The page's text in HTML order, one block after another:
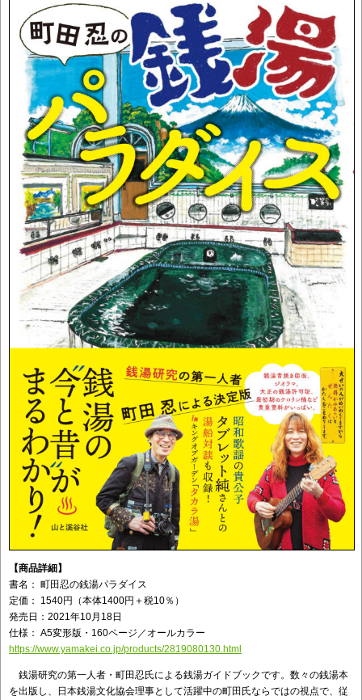
【商品詳細】
書名： 町田忍の銭湯パラダイス
定価： 1540円（本体1400円＋税10％）
発売日：2021年10月18日
仕様： A5変形版・160ページ／オールカラー
https://www.yamakei.co.jp/products/2819080130.html
銭湯研究の第一人者・町田忍氏による銭湯ガイドブックです。数々の銭湯本
を出版し、日本銭湯文化協会理事として活躍中の町田氏ならではの視点で、従